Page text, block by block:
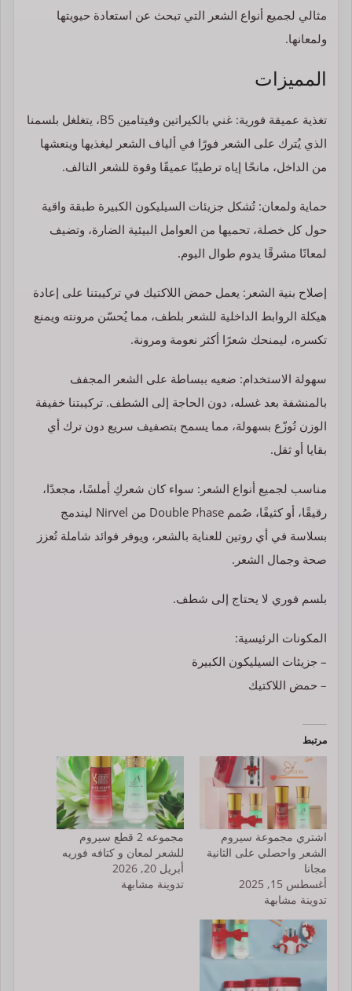
مثالي لجميع أنواع الشعر التي تبحث عن استعادة حيويتها
ولمعانها.
المميزات
تغذية عميقة فورية: غني بالكيراتين وفيتامين B5، يتغلغل بلسمنا
الذي يُترك على الشعر فورًا في ألياف الشعر ليغذيها وينعشها
من الداخل، مانحًا إياه ترطيبًا عميقًا وقوة للشعر التالف.
حماية ولمعان: تُشكل جزيئات السيليكون الكبيرة طبقة واقية
حول كل خصلة، تحميها من العوامل البيئية الضارة، وتضيف
لمعانًا مشرقًا يدوم طوال اليوم.
إصلاح بنية الشعر: يعمل حمض اللاكتيك في تركيبتنا على إعادة
هيكلة الروابط الداخلية للشعر بلطف، مما يُحسّن مرونته ويمنع
تكسره، ليمنحك شعرًا أكثر نعومة ومرونة.
سهولة الاستخدام: ضعيه ببساطة على الشعر المجفف
بالمنشفة بعد غسله، دون الحاجة إلى الشطف. تركيبتنا خفيفة
الوزن تُوزّع بسهولة، مما يسمح بتصفيف سريع دون ترك أي
بقايا أو ثقل.
مناسب لجميع أنواع الشعر: سواء كان شعركِ أملسًا، مجعدًا،
رقيقًا، أو كثيفًا، صُمم Double Phase من Nirvel ليندمج
بسلاسة في أي روتين للعناية بالشعر، ويوفر فوائد شاملة تُعزز
صحة وجمال الشعر.
بلسم فوري لا يحتاج إلى شطف.
المكونات الرئيسية:
– جزيئات السيليكون الكبيرة
– حمض اللاكتيك
مرتبط
اشتري مجموعة سيروم
الشعر واحصلي على الثانية
مجانا
أغسطس 15, 2025
تدوينة مشابهة
مجموعه 2 قطع سيروم
للشعر لمعان و كتافه فوريه
أبريل 20, 2026
تدوينة مشابهة